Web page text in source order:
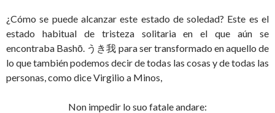
¿Cómo se puede alcanzar este estado de soledad? Este es el
estado habitual de tristeza solitaria en el que aún se
encontraba Bashō. うき我 para ser transformado en aquello de
lo que también podemos decir de todas las cosas y de todas las
personas, como dice Virgilio a Minos,
Non impedir lo suo fatale andare: